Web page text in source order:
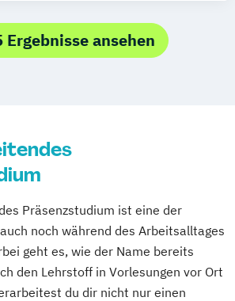
Dynamics
Digitale Medien
Management
& Künstliche Intelligenz
Real Estate Management
Unternehmensführung
Verkehrspsychologie
Ergebnisse ansehen
Präsenzstudium ist eine der
noch während des Arbeitsalltages
geht es, wie der Name bereits
den Lehrstoff in Vorlesungen vor Ort
du dir nicht nur einen